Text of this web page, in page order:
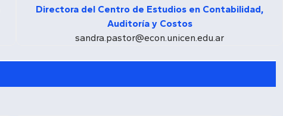
Directora del Centro de Estudios en Contabilidad,
Auditoría y Costos
sandra.pastor@econ.unicen.edu.ar